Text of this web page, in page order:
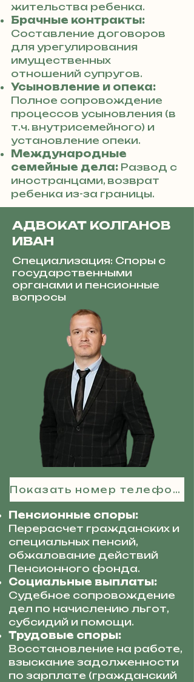
жительства ребенка.
Брачные контракты:
Составление договоров
для урегулирования
имущественных
отношений супругов.
Усыновление и опека:
Полное сопровождение
процессов усыновления (в
т.ч. внутрисемейного) и
установление опеки.
Международные
семейные дела: Развод с
иностранцами, возврат
ребенка из-за границы.
АДВОКАТ КОЛГАНОВ
ИВАН
Специализация: Споры с
государственными
органами и пенсионные
вопросы
Показать номер телефона
Пенсионные споры:
Перерасчет гражданских и
специальных пенсий,
обжалование действий
Пенсионного фонда.
Социальные выплаты:
Судебное сопровождение
дел по начислению льгот,
субсидий и помощи.
Трудовые споры:
Восстановление на работе,
взыскание задолженности
по зарплате (гражданский